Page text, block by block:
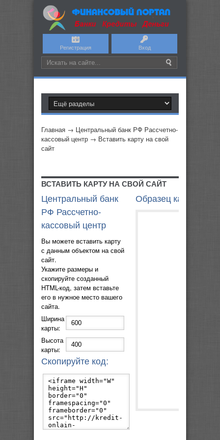
Регистрация Вход
Главная → Центральный банк РФ Рассчетно-
кассовый центр → Вставить карту на свой
сайт
ВСТАВИТЬ КАРТУ НА СВОЙ САЙТ
Центральный банк
РФ Рассчетно-
кассовый центр
Вы можете вставить карту
с данным объектом на свой
сайт.
Укажите размеры и
скопируйте созданный
HTML-код, затем вставьте
его в нужное место вашего
сайта.
Ширина
карты:
Высота
карты:
Скопируйте код:
Образец карты